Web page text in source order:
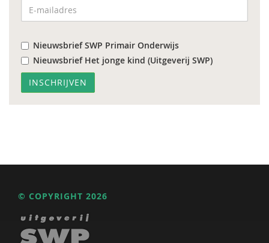
Nieuwsbrief SWP Primair Onderwijs
Nieuwsbrief Het jonge kind (Uitgeverij SWP)
© COPYRIGHT 2026